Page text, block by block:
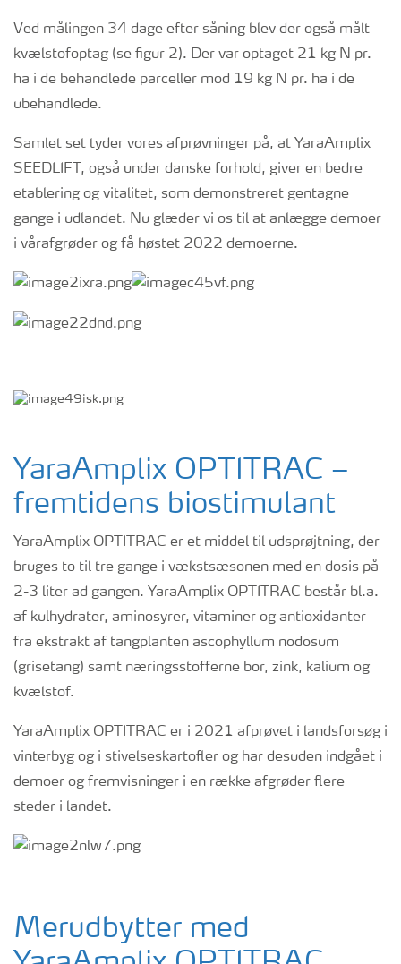
Ved målingen 34 dage efter såning blev der også målt
kvælstofoptag (se figur 2). Der var optaget 21 kg N pr.
ha i de behandlede parceller mod 19 kg N pr. ha i de
ubehandlede.
Samlet set tyder vores afprøvninger på, at YaraAmplix
SEEDLIFT, også under danske forhold, giver en bedre
etablering og vitalitet, som demonstreret gentagne
gange i udlandet. Nu glæder vi os til at anlægge demoer
i vårafgrøder og få høstet 2022 demoerne.
YaraAmplix OPTITRAC –
fremtidens biostimulant
YaraAmplix OPTITRAC er et middel til udsprøjtning, der
bruges to til tre gange i vækstsæsonen med en dosis på
2-3 liter ad gangen. YaraAmplix OPTITRAC består bl.a.
af kulhydrater, aminosyrer, vitaminer og antioxidanter
fra ekstrakt af tangplanten ascophyllum nodosum
(grisetang) samt næringsstofferne bor, zink, kalium og
kvælstof.
YaraAmplix OPTITRAC er i 2021 afprøvet i landsforsøg i
vinterbyg og i stivelseskartofler og har desuden indgået i
demoer og fremvisninger i en række afgrøder flere
steder i landet.
Merudbytter med